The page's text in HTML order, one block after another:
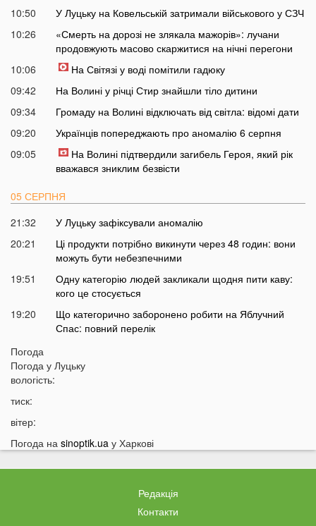
10:50
У Луцьку на Ковельській затримали військового у СЗЧ
10:26
«Смерть на дорозі не злякала мажорів»: лучани
продовжують масово скаржитися на нічні перегони
10:06
На Світязі у воді помітили гадюку
09:42
На Волині у річці Стир знайшли тіло дитини
09:34
Громаду на Волині відключать від світла: відомі дати
09:20
Українців попереджають про аномалію 6 серпня
09:05
На Волині підтвердили загибель Героя, який рік
вважався зниклим безвісти
05 СЕРПНЯ
21:32
У Луцьку зафіксували аномалію
20:21
Ці продукти потрібно викинути через 48 годин: вони
можуть бути небезпечними
19:51
Одну категорію людей закликали щодня пити каву:
кого це стосується
19:20
Що категорично заборонено робити на Яблучний
Спас: повний перелік
18:40
за одну дрібницю
18:09
17:38
17:07
На заході України працівник ТЦК прикував чоловіка
кайданками до драбини на всю ніч
Як змінюється обличчя після брекетів та чому
покращується симетрія овалу?
Погода
Погода у Луцьку
вологість:
тиск:
вітер:
Погода на sinoptik.ua у Харкові
Редакція
Контакти